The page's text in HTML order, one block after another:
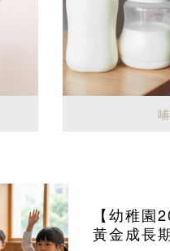
【幼稚
黃金成長